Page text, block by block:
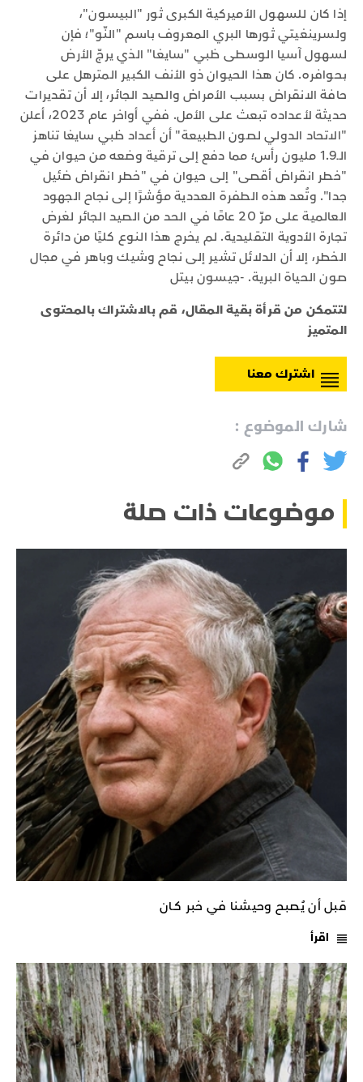
إذا كان للسهول الأميركية الكبرى ثور "البيسون"،
ولسرينغيتي ثورها البري المعروف باسم "النّو"؛ فإن
لسهول آسيا الوسطى ظبي "سايغا" الذي يرجّ الأرض
بحوافره. كان هذا الحيوان ذو الأنف الكبير المترهل على
حافة الانقراض بسبب الأمراض والصيد الجائر، إلا أن تقديرات
حديثة لأعداده تبعث على الأمل. ففي أواخر عام 2023، أعلن
"الاتحاد الدولي لصون الطبيعة" أن أعداد ظبي سايغا تناهز
الـ1.9 مليون رأس؛ مما دفع إلى ترقية وضعه من حيوان في
"خطر انقراض أقصى" إلى حيوان في "خطر انقراض ضئيل
جدا". وتُعد هذه الطفرة العددية مؤشرًا إلى نجاح الجهود
العالمية على مرّ 20 عامًا في الحد من الصيد الجائر لغرض
تجارة الأدوية التقليدية. لم يخرج هذا النوع كليًا من دائرة
الخطر، إلا أن الدلائل تشير إلى نجاح وشيك وباهر في مجال
صون الحياة البرية. -جيسون بيتل
لتتمكن من قرأة بقية المقال، قم بالاشتراك بالمحتوى
المتميز
اشترك معنا
شارك الموضوع :
موضوعات ذات صلة
قبل أن يُصبح وحيشنا في خبر كـان
اقرأ